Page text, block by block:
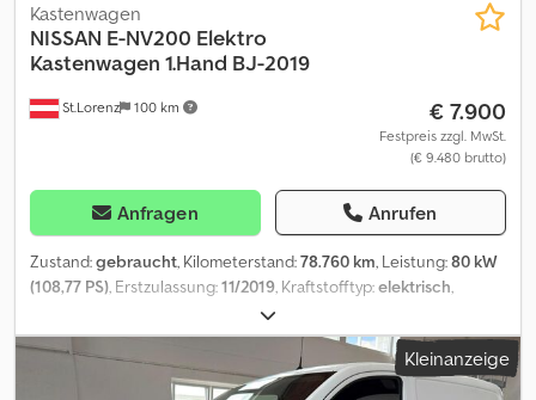
St.Lorenz 100 km
Kastenwagen
NISSAN E-NV200 Elektro
Kastenwagen 1.Hand BJ-2019
€ 7.900
Festpreis zzgl. MwSt.
(€ 9.480 brutto)
Anfragen Anrufen
Zustand:gebraucht, Kilometerstand:78.760 km, Leistung:80 kW
(108,77 PS), Erstzulassung:11/2019, Kraftstofftyp:elektrisch,
, Farbe:Weiß
Anzahl der Sitzplätze:2, Gesamtlänge:4.560 mm, Gesamtbreite:
1.755 mm, Gesamthöhe: , Ausstattung:ABS,
Klimaanlage, Zentralverriegelung, * NISSAN e-NV200 Elektro
Kleinanzeige